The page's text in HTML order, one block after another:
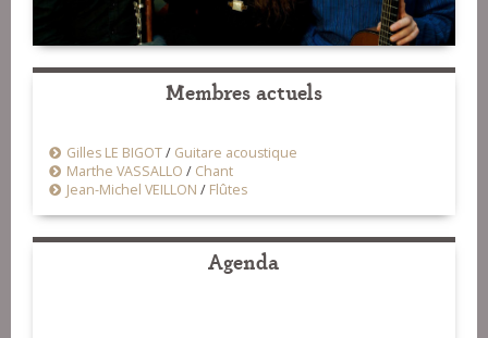
Membres actuels
Gilles LE BIGOT/ Guitare acoustique
Marthe VASSALLO / Chant
Jean-Michel VEILLON / Flûtes
Agenda